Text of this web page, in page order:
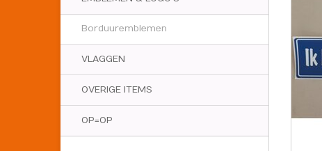
Borduuremblemen
VLAGGEN
OVERIGE ITEMS
OP=OP